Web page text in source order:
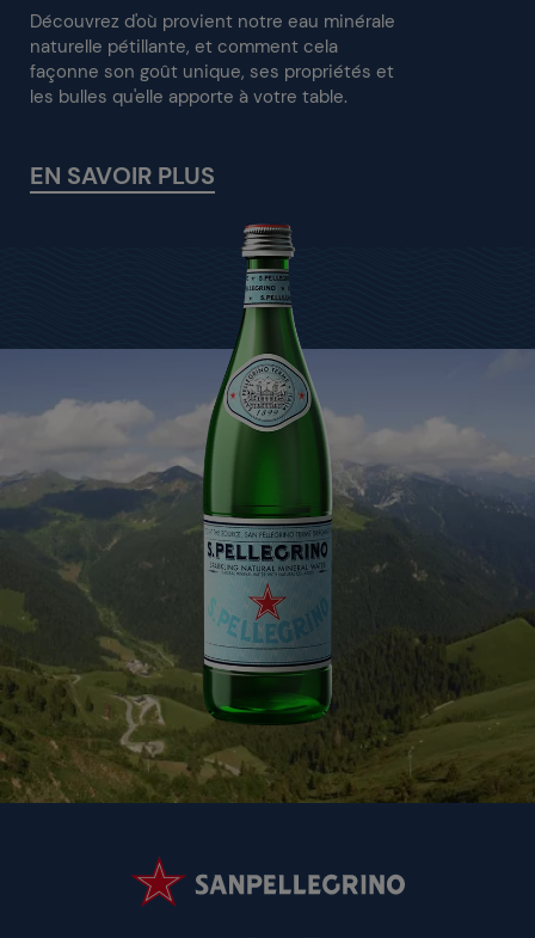
Découvrez d'où provient notre eau minérale
naturelle pétillante, et comment cela
façonne son goût unique, ses propriétés et
les bulles qu'elle apporte à votre table.
EN SAVOIR PLUS